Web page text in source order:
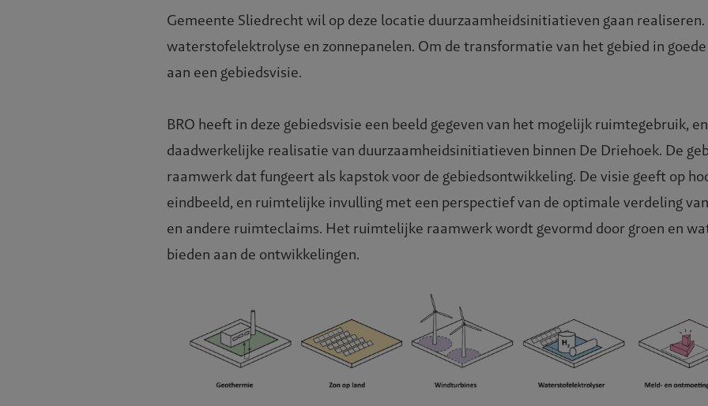
Gemeente Sliedrecht wil op deze locatie duurzaamheidsinitiatieven gaan
waterstofelektrolyse en zonnepanelen. Om de transformatie van het gebied in
aan een gebiedsvisie.
BRO heeft in deze gebiedsvisie een beeld gegeven van het mogelijk ruimtegebruik,
daadwerkelijke realisatie van duurzaamheidsinitiatieven binnen De Driehoek. De
raamwerk dat fungeert als kapstok voor de gebiedsontwikkeling. De visie geeft op
eindbeeld, en ruimtelijke invulling met een perspectief van de optimale verdeling
en andere ruimteclaims. Het ruimtelijke raamwerk wordt gevormd door groen en
bieden aan de ontwikkelingen.